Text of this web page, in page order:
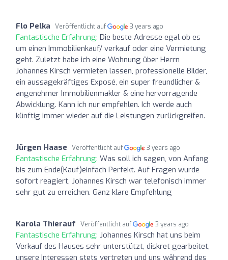
Flo Pelka Veröffentlicht auf 3 years ago
Fantastische Erfahrung: Die beste Adresse egal ob es
um einen Immobilienkauf/ verkauf oder eine Vermietung
geht. Zuletzt habe ich eine Wohnung über Herrn
Johannes Kirsch vermieten lassen, professionelle Bilder,
ein aussagekräftiges Exposé, ein super freundlicher &
angenehmer Immobilienmakler & eine hervorragende
Abwicklung. Kann ich nur empfehlen. Ich werde auch
künftig immer wieder auf die Leistungen zurückgreifen.
Jürgen Haase Veröffentlicht auf 3 years ago
Fantastische Erfahrung: Was soll ich sagen, von Anfang
bis zum Ende(Kauf)einfach Perfekt. Auf Fragen wurde
sofort reagiert, Johannes Kirsch war telefonisch immer
sehr gut zu erreichen. Ganz klare Empfehlung
Karola Thierauf Veröffentlicht auf 3 years ago
Fantastische Erfahrung: Johannes Kirsch hat uns beim
Verkauf des Hauses sehr unterstützt, diskret gearbeitet,
unsere Interessen stets vertreten und uns während des